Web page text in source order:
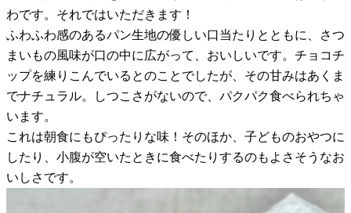
わです。それではいただきます！
ふわふわ感のあるパン生地の優しい口当たりとともに、さつ
まいもの風味が口の中に広がって、おいしいです。チョコチ
ップを練りこんでいるとのことでしたが、その甘みはあくま
でナチュラル。しつこさがないので、パクパク食べられちゃ
います。
これは朝食にもぴったりな味！そのほか、子どものおやつに
したり、小腹が空いたときに食べたりするのもよさそうなお
いしさです。